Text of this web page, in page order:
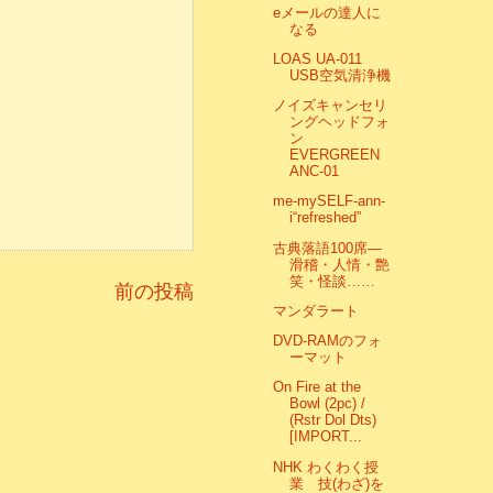
前の投稿
eメールの達人に
なる
LOAS UA-011
USB空気清浄機
ノイズキャンセリ
ングヘッドフォ
ン
EVERGREEN
ANC-01
me-mySELF-ann-
i“refreshed”
古典落語100席―
滑稽・人情・艶
笑・怪談……
マンダラート
DVD-RAMのフォ
ーマット
On Fire at the
Bowl (2pc) /
(Rstr Dol Dts)
[IMPORT...
NHK わくわく授
業 技(わざ)を